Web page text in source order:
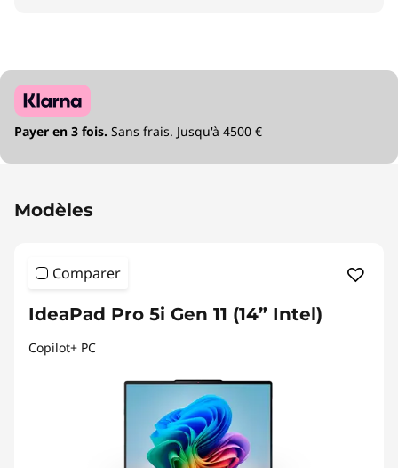
Payer en 3 fois. Sans frais. Jusqu'à 4500 €
Modèles
Comparer
IdeaPad Pro 5i Gen 11 (14” Intel)
Copilot+ PC